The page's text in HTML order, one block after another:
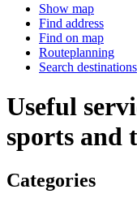
Show map
Find address
Find on map
Routeplanning
Search destinations
Useful
sports and
Categories